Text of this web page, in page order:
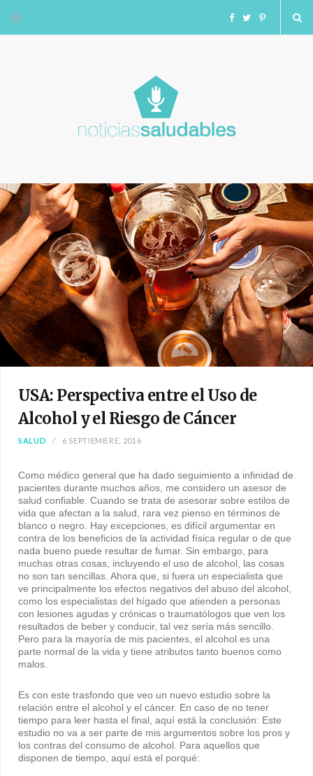
F
o
k
T
e
r
I
g
r
a
m
USA: Perspectiva entre el Uso de
Alcohol y el Riesgo de Cáncer
SALUD 6 SEPTIEMBRE, 2016
Como médico general que ha dado seguimiento a infinidad de
pacientes durante muchos años, me considero un asesor de
salud confiable. Cuando se trata de asesorar sobre estilos de
vida que afectan a la salud, rara vez pienso en términos de
blanco o negro. Hay excepciones, es difícil argumentar en
contra de los beneficios de la actividad física regular o de que
nada bueno puede resultar de fumar. Sin embargo, para
muchas otras cosas, incluyendo el uso de alcohol, las cosas
no son tan sencillas. Ahora que, si fuera un especialista que
ve principalmente los efectos negativos del abuso del alcohol,
como los especialistas del hígado que atienden a personas
con lesiones agudas y crónicas o traumatólogos que ven los
resultados de beber y conducir, tal vez sería más sencillo.
Pero para la mayoría de mis pacientes, el alcohol es una
parte normal de la vida y tiene atributos tanto buenos como
malos.
Es con este trasfondo que veo un nuevo estudio sobre la
relación entre el alcohol y el cáncer. En caso de no tener
tiempo para leer hasta el final, aquí está la conclusión: Este
estudio no va a ser parte de mis argumentos sobre los pros y
los contras del consumo de alcohol. Para aquellos que
disponen de tiempo, aquí está el porqué: